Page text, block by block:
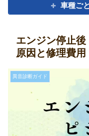
車種ご
エンジン停止後
原因と修理費用
異音診断ガイド